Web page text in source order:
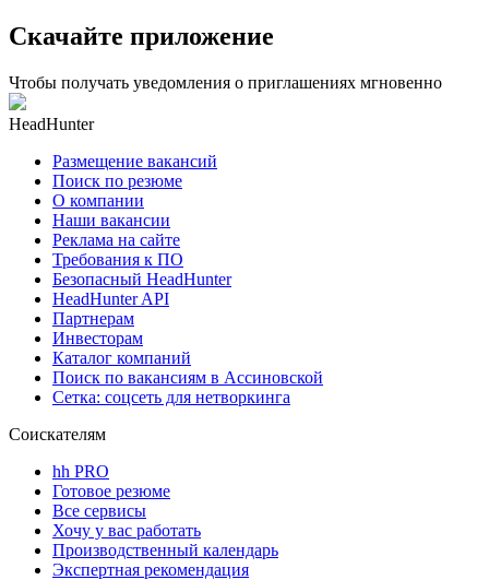
Скачайте приложение
Чтобы получать уведомления о приглашениях мгновенно
HeadHunter
Размещение вакансий
Поиск по резюме
О компании
Наши вакансии
Реклама на сайте
Требования к ПО
Безопасный HeadHunter
HeadHunter API
Партнерам
Инвесторам
Каталог компаний
Поиск по вакансиям в Ассиновской
Сетка: соцсеть для нетворкинга
Соискателям
hh PRO
Готовое резюме
Все сервисы
Хочу у вас работать
Производственный календарь
Экспертная рекомендация